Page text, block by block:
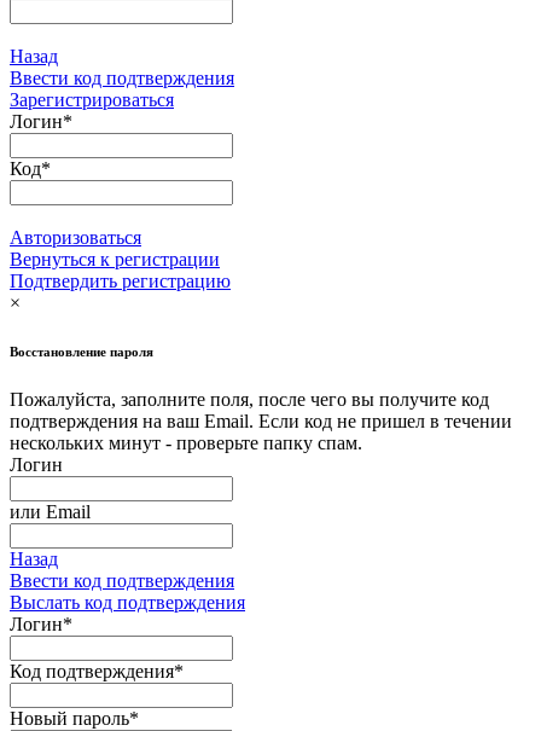
Назад
Ввести код подтверждения
Зарегистрироваться
Логин*
Код*
Авторизоваться
Вернуться к регистрации
Подтвердить регистрацию
×
Восстановление пароля
Пожалуйста, заполните поля, после чего вы получите код
подтверждения на ваш Email. Если код не пришел в течении
нескольких минут - проверьте папку спам.
Логин
или Email
Назад
Ввести код подтверждения
Выслать код подтверждения
Логин*
Код подтверждения*
Новый пароль*